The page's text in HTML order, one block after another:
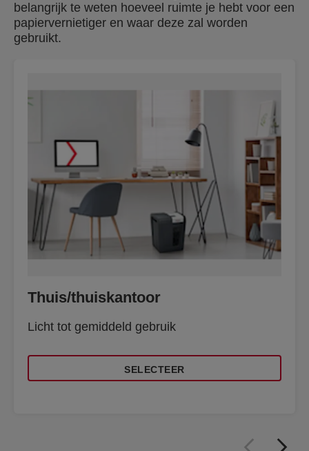
belangrijk te weten hoeveel ruimte je hebt voor een
papiervernietiger en waar deze zal worden
gebruikt.
Thuis/thuiskantoor
Licht tot gemiddeld gebruik
SELECTEER